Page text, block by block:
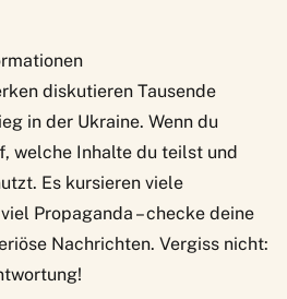
diskutieren Tausende
in der Ukraine. Wenn du
welche Inhalte du teilst und
Es kursieren viele
Propaganda – checke deine
Nachrichten. Vergiss nicht:
!